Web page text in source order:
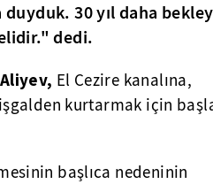
30 yıl daha
dedi.
El Cezire kanalına,
kurtarmak için
başlıca nedeninin